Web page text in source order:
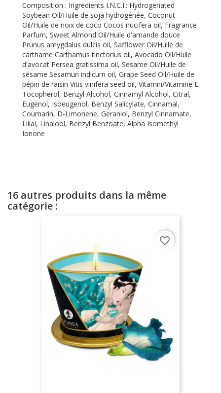
Composition : Ingredients I.N.C.I.: Hydrogenated
Soybean Oil/Huile de soja hydrogénée, Coconut
Oil/Huile de noix de coco Cocos nucifera oil, Fragrance
Parfum, Sweet Almond Oil/Huile d'amande douce
Prunus amygdalus dulcis oil, Safflower Oil/Huile de
carthame Carthamus tinctorius oil, Avocado Oil/Huile
d'avocat Persea gratissima oil, Sesame Oil/Huile de
sésame Sesamun indicum oil, Grape Seed Oil/Huile de
pépin de raisin Vitis vinifera seed oil, Vitamin/Vitamine E
Tocopherol, Benzyl Alcohol, Cinnamyl Alcohol, Citral,
Eugenol, Isoeugenol, Benzyl Salicylate, Cinnamal,
Coumarin, D-Limonene, Geraniol, Benzyl Cinnamate,
Lilial, Linalool, Benzyl Benzoate, Alpha Isomethyl
Ionone
16 autres produits dans la même
catégorie :
favorite_border